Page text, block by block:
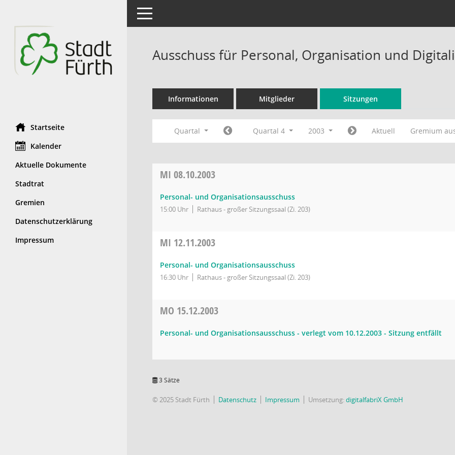
Startseite
Kalender
Aktuelle Dokumente
Stadtrat
Gremien
Datenschutzerklärung
Impressum
Toggle navigation
Ausschuss für Personal, Organisation und
Informationen Mitglieder Sitzungen
Quartal Quartal 4 2003 Aktuell Gremium
MI 08.10.2003
Personal- und Organisationsausschuss
15:00 Uhr Rathaus - großer Sitzungssaal (Zi. 203)
MI 12.11.2003
Personal- und Organisationsausschuss
16:30 Uhr Rathaus - großer Sitzungssaal (Zi. 203)
MO 15.12.2003
Personal- und Organisationsausschuss - verlegt vom 10.12.2003 - Sitzung entfällt
3 Sätze
© 2025 Stadt Fürth Datenschutz Impressum Umsetzung:digitalfabriX GmbH